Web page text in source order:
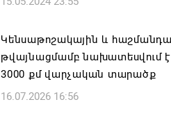
Կենսաթոշակային և
թվայնացմամբ նախատեսվում
3000 քմ վարչական տարածք
16.07.2026 16:56